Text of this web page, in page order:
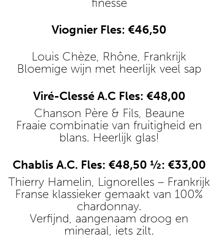
Viognier Fles: €46,50
Louis Chèze, Rhône, Frankrijk
Bloemige wijn met heerlijk veel sap
Viré-Clessé A.C Fles: €48,00
Chanson Père & Fils, Beaune
Fraaie combinatie van fruitigheid en
blans. Heerlijk glas!
Chablis A.C. Fles: €48,50 ½: €33,00
Thierry Hamelin, Lignorelles – Frankrijk
Franse klassieker gemaakt van 100%
chardonnay.
Verfijnd, aangenaam droog en
mineraal, iets zilt.